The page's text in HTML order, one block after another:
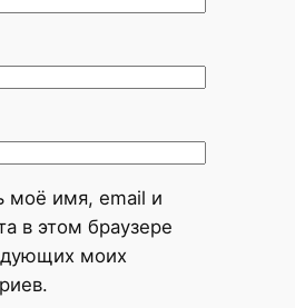
моё имя, email и
в этом браузере
моих